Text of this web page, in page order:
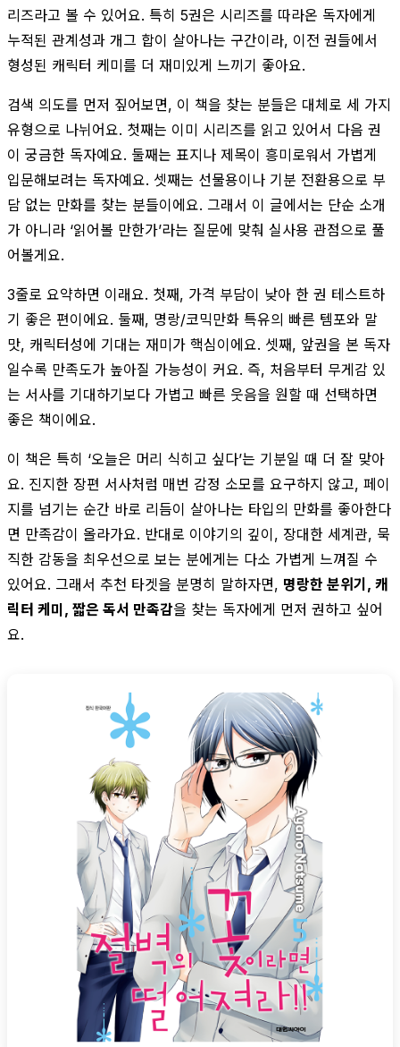
리즈라고 볼 수 있어요. 특히 5권은 시리즈를 따라온 독자에게
누적된 관계성과 개그 합이 살아나는 구간이라, 이전 권들에서
형성된 캐릭터 케미를 더 재미있게 느끼기 좋아요.
검색 의도를 먼저 짚어보면, 이 책을 찾는 분들은 대체로 세 가지
유형으로 나뉘어요. 첫째는 이미 시리즈를 읽고 있어서 다음 권
이 궁금한 독자예요. 둘째는 표지나 제목이 흥미로워서 가볍게
입문해보려는 독자예요. 셋째는 선물용이나 기분 전환용으로 부
담 없는 만화를 찾는 분들이에요. 그래서 이 글에서는 단순 소개
가 아니라 ‘읽어볼 만한가’라는 질문에 맞춰 실사용 관점으로 풀
어볼게요.
3줄로 요약하면 이래요. 첫째, 가격 부담이 낮아 한 권 테스트하
기 좋은 편이에요. 둘째, 명랑/코믹만화 특유의 빠른 템포와 말
맛, 캐릭터성에 기대는 재미가 핵심이에요. 셋째, 앞권을 본 독자
일수록 만족도가 높아질 가능성이 커요. 즉, 처음부터 무게감 있
는 서사를 기대하기보다 가볍고 빠른 웃음을 원할 때 선택하면
좋은 책이에요.
이 책은 특히 ‘오늘은 머리 식히고 싶다’는 기분일 때 더 잘 맞아
요. 진지한 장편 서사처럼 매번 감정 소모를 요구하지 않고, 페이
지를 넘기는 순간 바로 리듬이 살아나는 타입의 만화를 좋아한다
면 만족감이 올라가요. 반대로 이야기의 깊이, 장대한 세계관, 묵
직한 감동을 최우선으로 보는 분에게는 다소 가볍게 느껴질 수
있어요. 그래서 추천 타겟을 분명히 말하자면, 명랑한 분위기, 캐
릭터 케미, 짧은 독서 만족감을 찾는 독자에게 먼저 권하고 싶어
요.